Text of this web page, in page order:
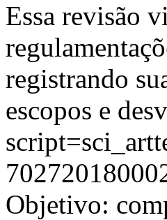
Essa revisão
registrando
escopos e
Objetivo: